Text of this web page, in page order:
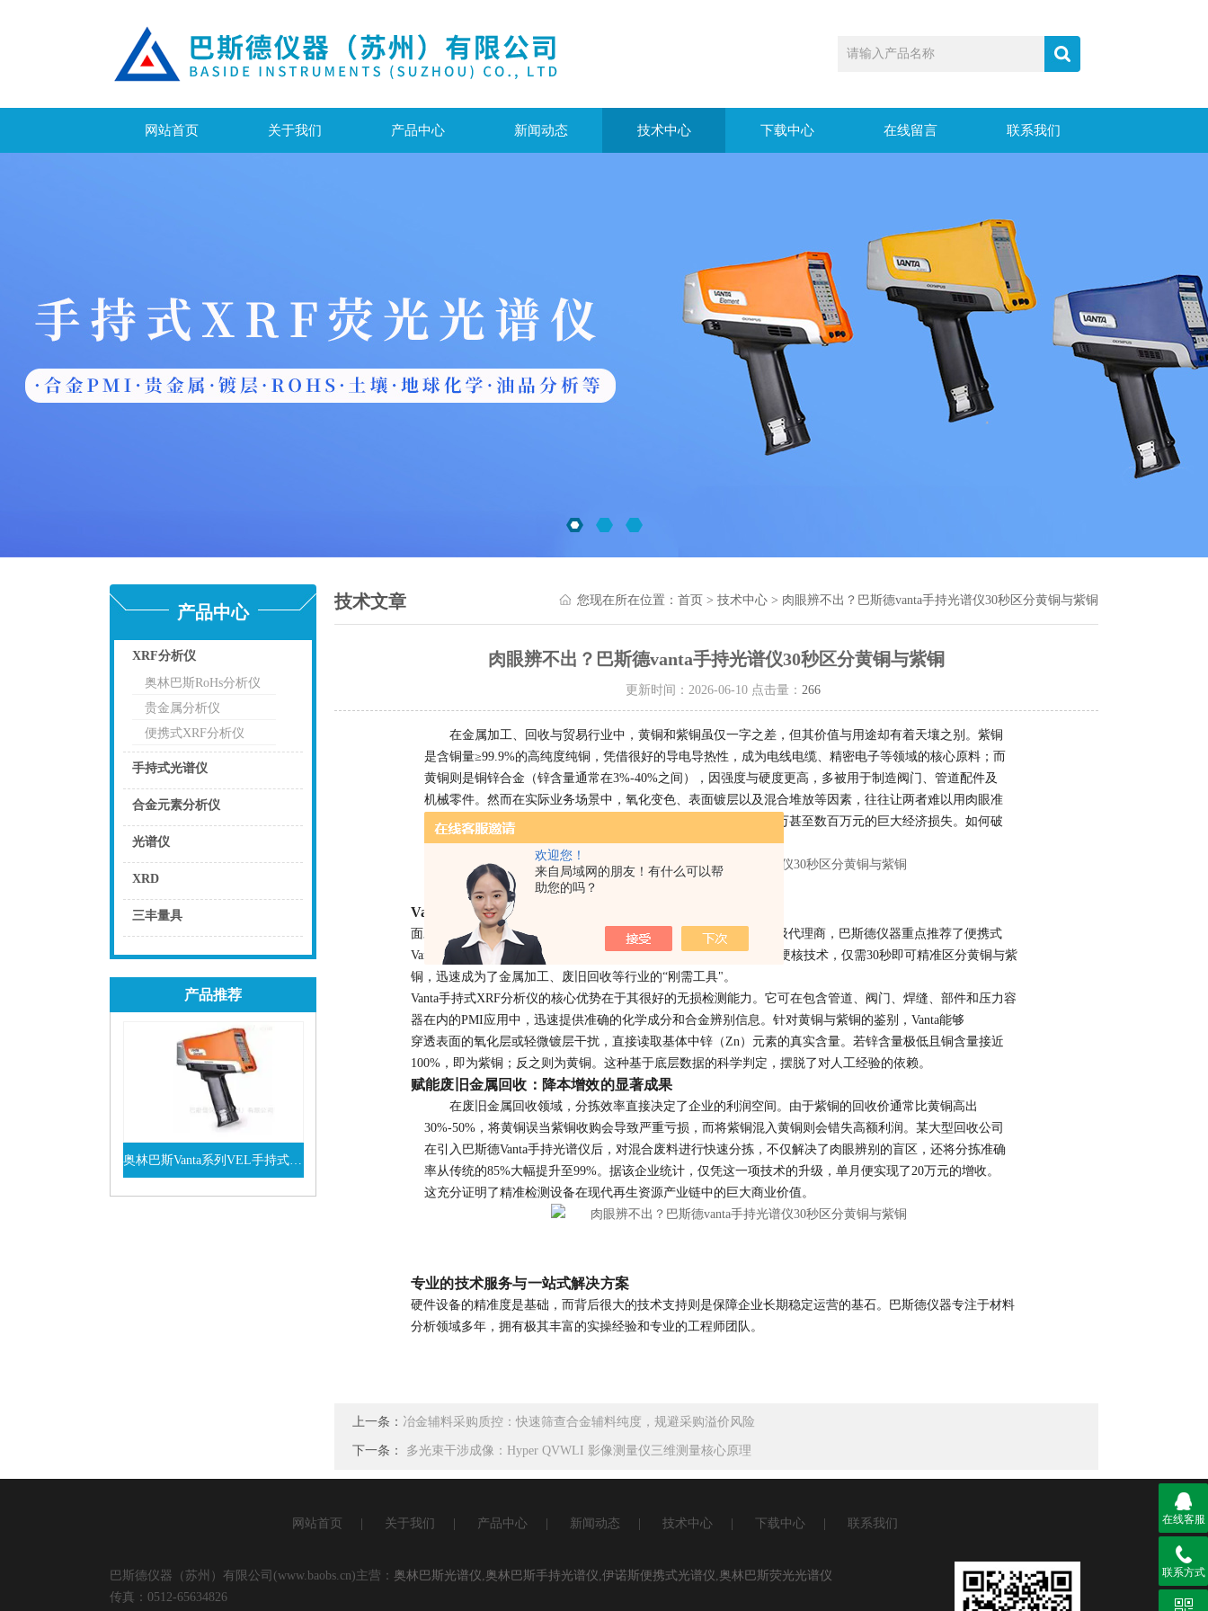
欢迎您！
来自局域网的朋友！有什么可以帮
助您的吗？
网站首页 关于我们 产品中心 新闻动态 技术中心 下载中心 在线留言 联系我们
产品中心
XRF分析仪
点击
奥林巴斯RoHs分析仪
贵金属分析仪
便携式XRF分析仪
手持式光谱仪
合金元素分析仪
光谱仪
XRD
三丰量具
产品推荐
奥林巴斯Vanta系列VEL手持式XRF光谱仪
查看详情
技术文章 您现在所在位置： 首页 > 技术中心 > 肉眼辨不出？巴斯德vanta手持光谱仪30秒区分黄铜与紫铜
肉眼辨不出？巴斯德vanta手持光谱仪30秒区分黄铜与紫铜
更新时间：2026-06-10 点击量： 266
在金属加工、回收与贸易行业中，黄铜和紫铜虽仅一字之差，但其价值与用途却有着天壤之别。紫铜
是含铜量≥99.9%的高纯度纯铜，凭借很好的导电导热性，成为电线电缆、精密电子等领域的核心原料；而
黄铜则是铜锌合金（锌含量通常在3%-40%之间），因强度与硬度更高，多被用于制造阀门、管道配件及
机械零件。然而在实际业务场景中，氧化变色、表面镀层以及混合堆放等因素，往往让两者难以用肉眼准
确区分。一旦错用或错判，轻则影响产品质量，重则可能造成数万甚至数百万元的巨大经济损失。如何破
解这一“辨材难题"，成为了行业亟待解决的痛点。
Vanta手持光谱仪：破解“辨材难题"的硬核利器
面对复杂的现场检测需求，作为西屋制动检测（原奥林巴斯）的一级代理商，巴斯德仪器重点推荐了便携式
Vanta用于材料成分辨别（PMI）的Vanta分析光谱仪。这款设备凭借硬核技术，仅需30秒即可精准区分黄铜与紫
铜，迅速成为了金属加工、废旧回收等行业的“刚需工具"。
Vanta手持式XRF分析仪的核心优势在于其很好的无损检测能力。它可在包含管道、阀门、焊缝、部件和压力容
器在内的PMI应用中，迅速提供准确的化学成分和合金辨别信息。针对黄铜与紫铜的鉴别，Vanta能够
穿透表面的氧化层或轻微镀层干扰，直接读取基体中锌（Zn）元素的真实含量。若锌含量极低且铜含量接近
100%，即为紫铜；反之则为黄铜。这种基于底层数据的科学判定，摆脱了对人工经验的依赖。
赋能废旧金属回收：降本增效的显著成果
在废旧金属回收领域，分拣效率直接决定了企业的利润空间。由于紫铜的回收价通常比黄铜高出
30%-50%，将黄铜误当紫铜收购会导致严重亏损，而将紫铜混入黄铜则会错失高额利润。某大型回收公司
在引入巴斯德Vanta手持光谱仪后，对混合废料进行快速分拣，不仅解决了肉眼辨别的盲区，还将分拣准确
率从传统的85%大幅提升至99%。据该企业统计，仅凭这一项技术的升级，单月便实现了20万元的增收。
这充分证明了精准检测设备在现代再生资源产业链中的巨大商业价值。
专业的技术服务与一站式解决方案
硬件设备的精准度是基础，而背后很大的技术支持则是保障企业长期稳定运营的基石。巴斯德仪器专注于材料
分析领域多年，拥有极其丰富的实操经验和专业的工程师团队。
上一条： 冶金辅料采购质控：快速筛查合金辅料纯度，规避采购溢价风险
下一条： 多光束干涉成像：Hyper QVWLI 影像测量仪三维测量核心原理
网站首页 关于我们 产品中心 新闻动态 技术中心 下载中心 联系我们
巴斯德仪器（苏州）有限公司(www.baobs.cn)主营： 奥林巴斯光谱仪,奥林巴斯手持光谱仪,伊诺斯便携式光谱仪,奥林巴斯荧光光谱仪
传真：0512-65634826
在线客服
联系方式